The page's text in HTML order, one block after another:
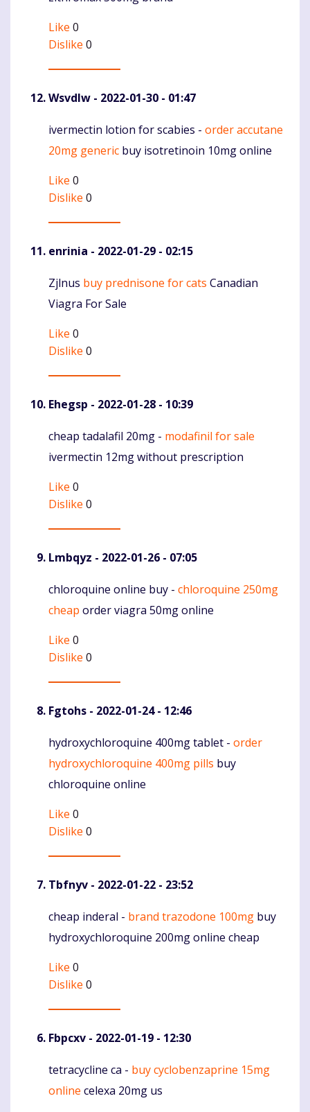
Like 0
Dislike 0
Wsvdlw - 2022-01-30 - 01:47
Komentaras
ivermectin lotion for scabies - order accutane
20mg generic buy isotretinoin 10mg online
Like 0
Dislike 0
enrinia - 2022-01-29 - 02:15
Komentaras
Zjlnus buy prednisone for cats Canadian
Viagra For Sale
Like 0
Dislike 0
Ehegsp - 2022-01-28 - 10:39
Komentaras
cheap tadalafil 20mg - modafinil for sale
ivermectin 12mg without prescription
Like 0
Dislike 0
Lmbqyz - 2022-01-26 - 07:05
Komentaras
chloroquine online buy - chloroquine 250mg
cheap order viagra 50mg online
Like 0
Dislike 0
Fgtohs - 2022-01-24 - 12:46
Komentaras
hydroxychloroquine 400mg tablet - order
hydroxychloroquine 400mg pills buy
chloroquine online
Like 0
Dislike 0
Tbfnyv - 2022-01-22 - 23:52
Komentaras
cheap inderal - brand trazodone 100mg buy
hydroxychloroquine 200mg online cheap
Like 0
Dislike 0
Fbpcxv - 2022-01-19 - 12:30
Komentaras
tetracycline ca - buy cyclobenzaprine 15mg
online celexa 20mg us